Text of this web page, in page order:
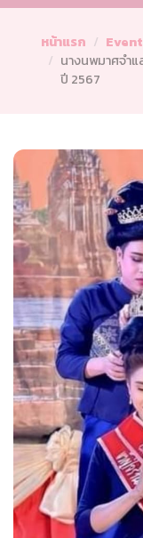
หน้าแรก
นางนพมาศจำ
ปี 2567